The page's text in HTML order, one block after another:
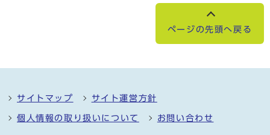
ページの先頭へ戻る
サイトマップ サイト運営方針
個人情報の取り扱いについて お問い合わせ